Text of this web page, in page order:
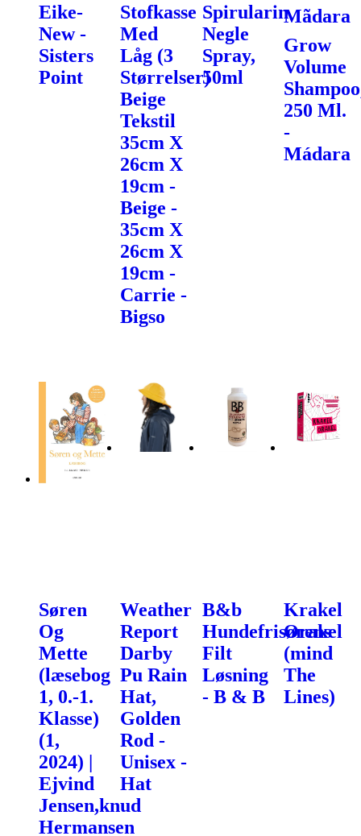
Eike-
New -
Sisters
Point
Stofkasse
Med
Låg (3
Størrelser)
Beige
Tekstil
35cm X
26cm X
19cm -
Beige -
35cm X
26cm X
19cm -
Carrie -
Bigso
Spirularin
Negle
Spray,
50ml
Mãdara
Grow
Volume
250 Ml.
-
Mádara
Søren
Og
Mette
(læsebog
1, 0.-1.
Klasse)
(1,
2024) |
Ejvind
Jensen,knud
Hermansen
Weather
Report
Darby
Pu Rain
Hat,
Golden
Rod -
Unisex -
Hat
B&b
Hundefrisørens
Filt
Løsning
- B & B
Krakel
Orakel
(mind
The
Lines)